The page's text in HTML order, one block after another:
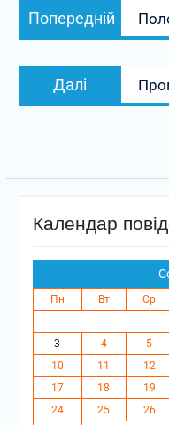
записів
Попередній
Далі
Календар
Пн Вт Ср
3
4 5
10
11 12
17
18 19
24
25 26